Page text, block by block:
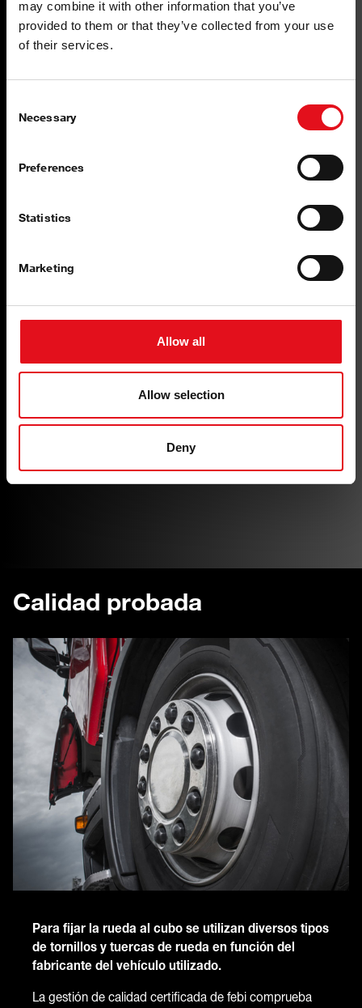
may combine it with other information that you’ve
provided to them or that they’ve collected from your use
of their services.
Selection
Necessary
Preferences
Statistics
Marketing
Allow all
Allow selection
Deny
Diseñados con estrictas normas de calidad
Fabricados para garantizar una precisión de ajuste
absoluta
Calidad probada
Para fijar la rueda al cubo se utilizan diversos tipos
de tornillos y tuercas de rueda en función del
fabricante del vehículo utilizado.
La gestión de calidad certificada de febi comprueba